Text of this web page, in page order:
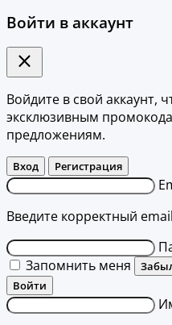
Войти в аккаунт
Войдите в свой аккаунт,
эксклюзивным
предложениям.
Вход Регистрация
Введите корректный email
Запомнить меня
Войти